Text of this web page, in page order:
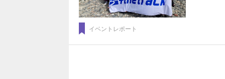
イベントレポート